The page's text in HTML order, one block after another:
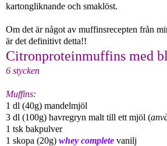
kartongliknande och smaklöst.
Om det är något av muffinsrecepten från
är det definitivt detta!!
Citronproteinmuffins med
6 stycken
Muffins:
1 dl (40g) mandelmjöl
3 dl (100g) havregryn malt till ett mjöl (
1 tsk bakpulver
1 skopa (20g) whey complete vanilj